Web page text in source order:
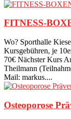
FITNESS-
Wo? Sporthalle
Kursgebühren, je
70€ Nächster Kurs
Theilmann
Mail: markus....
Osteoporose